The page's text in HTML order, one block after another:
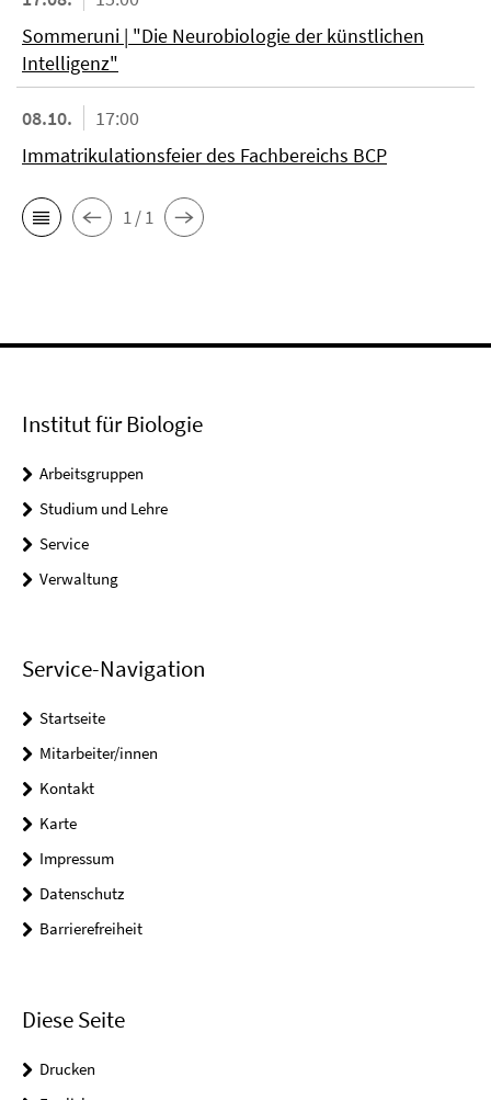
Sommeruni | "Die Neurobiologie der künstlichen
Intelligenz"
08.10.
17:00
Immatrikulationsfeier des Fachbereichs BCP
1 / 1
Institut für Biologie
Arbeitsgruppen
Studium und Lehre
Service
Verwaltung
Service-Navigation
Startseite
Mitarbeiter/innen
Kontakt
Karte
Impressum
Datenschutz
Barrierefreiheit
Diese Seite
Drucken